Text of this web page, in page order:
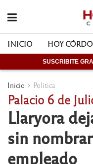
INICIO HOY
SUSCRIBITE
Inicio Política
Palacio 6 de
Llaryora
sin
empleado